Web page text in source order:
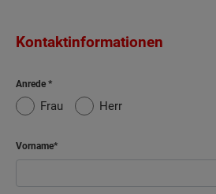
Kontaktinformationen
Anrede
Frau Herr
Vorname